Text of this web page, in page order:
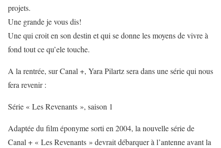
projets.
Une grande je vous dis!
Une qui croit en son destin et qui se donne les moyens de vivre à
fond tout ce qu’ele touche.
A la rentrée, sur Canal +, Yara Pilartz sera dans une série qui nous
fera revenir :
Série « Les Revenants », saison 1
Adaptée du film éponyme sorti en 2004, la nouvelle série de
Canal + « Les Revenants » devrait débarquer à l’antenne avant la